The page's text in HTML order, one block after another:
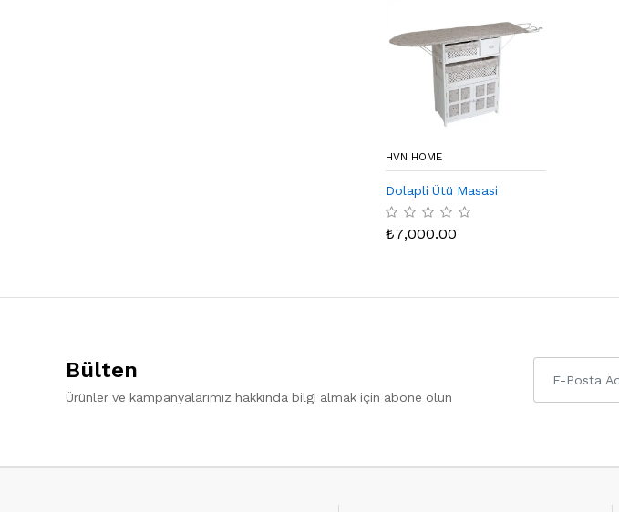
HVN HOME
Dolapli Ütü Masasi
₺7,000.00
Bülten
Ürünler ve kampanyalarımız hakkında bilgi almak için abone olun